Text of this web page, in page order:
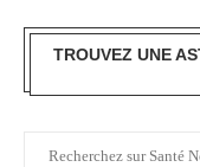
TROUVEZ UNE